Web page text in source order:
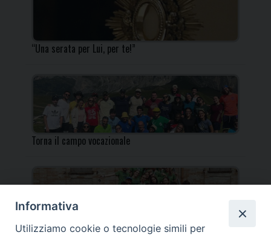
“Una serata per Lui, per te!”
Torna il campo vocazionale
Informativa
Utilizziamo cookie o tecnologie simili per